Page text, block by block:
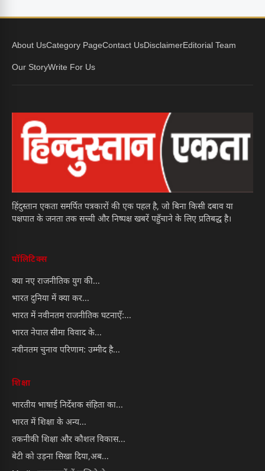
About UsCategory PageContact UsDisclaimerEditorial Team
Our StoryWrite For Us
हिंदुस्तान एकता समर्पित पत्रकारों की एक पहल है, जो बिना किसी दबाव या
पक्षपात के जनता तक सच्ची और निष्पक्ष खबरें पहुँचाने के लिए प्रतिबद्ध है।
पॉलिटिक्स
क्या नए राजनीतिक युग की...
भारत दुनिया में क्या कर...
भारत में नवीनतम राजनीतिक घटनाएँ:...
भारत नेपाल सीमा विवाद के...
नवीनतम चुनाव परिणाम: उम्मीद है...
शिक्षा
भारतीय भाषाई निर्देशक संहिता का...
भारत में शिक्षा के अन्य...
तकनीकी शिक्षा और कौशल विकास...
बेटी को उड़ना सिखा दिया,अब...